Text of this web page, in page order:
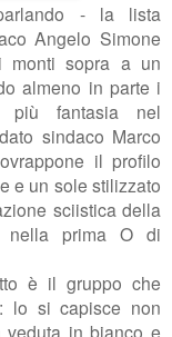
- la lista
Angelo Simone
monti sopra a un
almeno in parte i
più fantasia nel
sindaco Marco
il profilo
e un sole stilizzato
sciistica della
nella prima O di
è il gruppo che
lo si capisce non
in bianco e